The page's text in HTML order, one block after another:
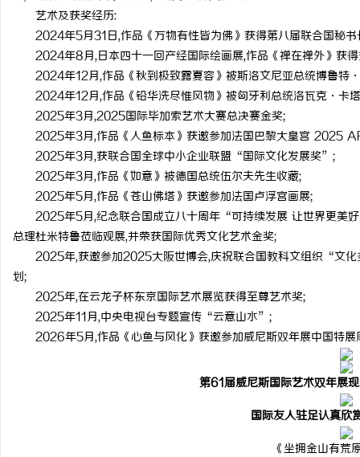
艺术及获奖经历:
2024年5月31日,作品《万物有性皆为佛》获得第八届联合国秘
2024年8月,日本四十一回产经国际绘画展,作品《禅在禅外》获
2024年12月,作品《秋到极致露夏容》被斯洛文尼亚总统博鲁特
2024年12月,作品《铅华洗尽惟风物》被匈牙利总统洛瓦克·卡
2025年3月,2025国际毕加索艺术大赛总决赛金奖;
2025年3月,作品《人鱼标本》获邀参加法国巴黎大皇宫 2025
2025年3月,获联合国全球中小企业联盟“国际文化发展奖”;
2025年3月,作品《如意》被德国总统伍尔夫先生收藏;
2025年5月,作品《苍山佛塔》获邀参加法国卢浮宫画展;
2025年5月,纪念联合国成立八十周年“可持续发展 让世界更美
总理杜米特鲁莅临观展,并荣获国际优秀文化艺术金奖;
2025年,获邀参加2025大阪世博会,庆祝联合国教科文组织“文
划;
2025年,在云龙子杯东京国际艺术展览获得至尊艺术奖;
2025年11月,中央电视台专题宣传“云意山水”;
2026年5月,作品《心鱼与风化》获邀参加威尼斯双年展中国特展
第61届威尼斯国际艺术双年展
国际友人驻足认真欣
《坐拥金山有
店最怕“搜不到”为什么隔壁店铺没花钱，
天天给他免费派单？
揭秘！专业充电桩项目
哪些行业秘诀？